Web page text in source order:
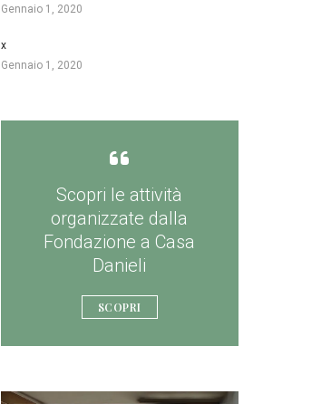
Gennaio 1, 2020
x
Gennaio 1, 2020
Scopri le attività
organizzate dalla
Fondazione a Casa
Danieli
SCOPRI